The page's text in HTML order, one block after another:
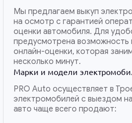
Мы предлагаем выкуп
на осмотр с гарантией
оценки автомобиля. Для
предусмотрена возможность
онлайн-оценки, которая
несколько минут.
Марки и модели
PRO Auto осуществляет в
электромобилей с выездом
авто чаще всего продают: